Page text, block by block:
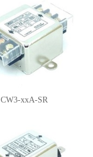
CW3-xxA-SR